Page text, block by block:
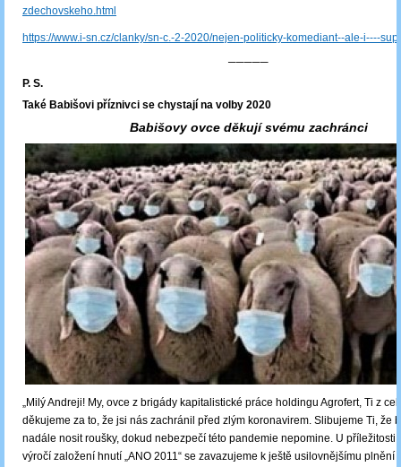
zdechovskeho.html
https://www.i-sn.cz/clanky/sn-c.-2-2020/nejen-politicky-komediant--ale-i----
─────
P. S.
Také Babišovi příznivci se chystají na volby 2020
Babišovy ovce děkují svému zachránci
„Milý Andreji! My, ovce z brigády kapitalistické práce holdingu Agrofert, Ti z
děkujeme za to, že jsi nás zachránil před zlým koronavirem. Slibujeme Ti, že
nadále nosit roušky, dokud nebezpečí této pandemie nepomine. U příležitosti
výročí založení hnutí „ANO 2011“ se zavazujeme k ještě usilovnějšímu plnění